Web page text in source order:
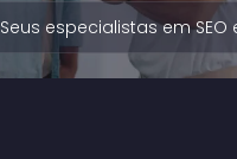
Seus especialistas em SEO